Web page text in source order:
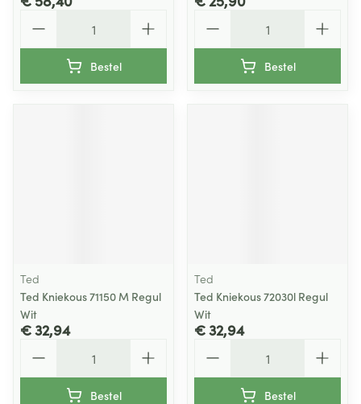
Bestel Bestel
Ted
Ted Kniekous 71150 M Regul
Wit
€ 32,94
Bestel
Ted
Ted Kniekous 72030l Regul
Wit
€ 32,94
Bestel